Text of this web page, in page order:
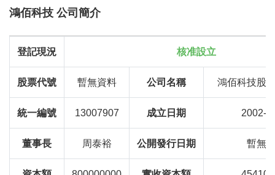
鴻佰科技 公司簡介
登記現況 核准設立
股票代號 暫無資料 公司名稱 鴻佰科技股
統一編號 13007907 成立日期 2002-
董事長 周泰裕 公開發行日期 暫無